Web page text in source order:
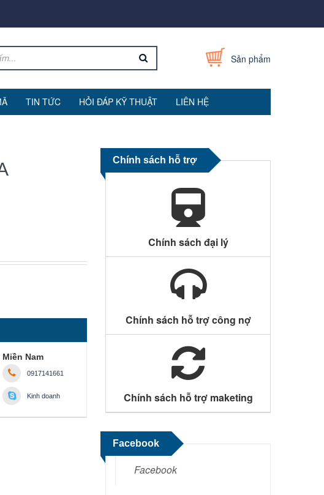
Sản phẩm
TIN TỨC HỎI ĐÁP KỸ THUẬT LIÊN HỆ
Miền Nam
0917141661
Kinh doanh
Chính sách hỗ trợ
Chính sách đại lý
Chính sách hỗ trợ công nợ
Chính sách hỗ trợ maketing
Facebook
Facebook